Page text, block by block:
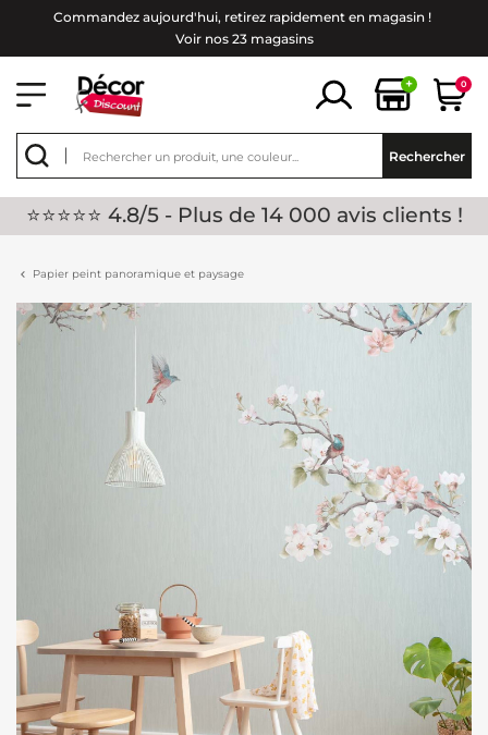
Commandez aujourd'hui, retirez rapidement en magasin !
Voir nos 23 magasins
+ 0
Rechercher
⭐⭐⭐⭐⭐ 4.8/5 - Plus de 14 000 avis clients !
Papier peint panoramique et paysage